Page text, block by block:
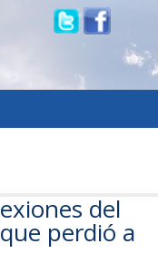
del
perdió a